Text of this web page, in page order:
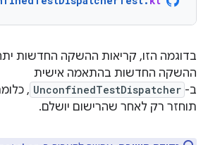
בדוגמה הזו, קריאות ההשקה החדשות
ההשקה החדשות בהתאמה אישית
ב- UnconfinedTestDispatcher
,
תוחזר רק לאחר שהרישום יושלם.